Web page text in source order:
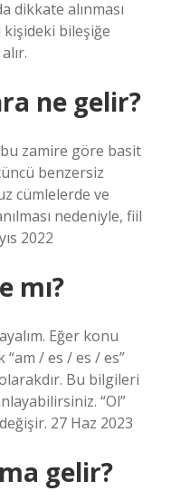
dikkate alınması
bileşiğe
ne gelir?
zamire göre basit
benzersiz
cümlelerde ve
nedeniyle, fiil
2022
mı?
Eğer konu
“am / es / es / es”
Bu bilgileri
“Ol”
27 Haz 2023
gelir?